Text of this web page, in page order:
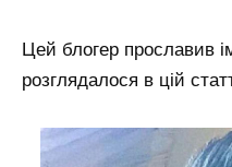
Цей блогер прославив
розглядалося в цій